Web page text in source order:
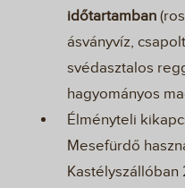
időtartamban
ásványvíz,
svédasztalos
hagyományos
Élményteli
Mesefürdő